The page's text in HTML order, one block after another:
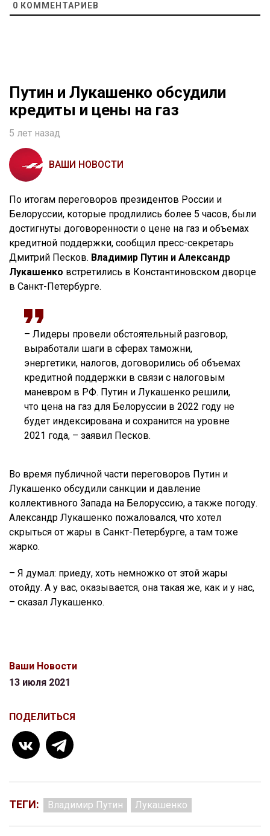
0 КОММЕНТАРИЕВ
Путин и Лукашенко обсудили
кредиты и цены на газ
5 лет назад
ВАШИ НОВОСТИ
По итогам переговоров президентов России и
Белоруссии, которые продлились более 5 часов, были
достигнуты договоренности о цене на газ и объемах
кредитной поддержки, сообщил пресс-секретарь
Дмитрий Песков. Владимир Путин и Александр
Лукашенко встретились в Константиновском дворце
в Санкт-Петербурге.
– Лидеры провели обстоятельный разговор,
выработали шаги в сферах таможни,
энергетики, налогов, договорились об объемах
кредитной поддержки в связи с налоговым
маневром в РФ. Путин и Лукашенко решили,
что цена на газ для Белоруссии в 2022 году не
будет индексирована и сохранится на уровне
2021 года, – заявил Песков.
Во время публичной части переговоров Путин и
Лукашенко обсудили санкции и давление
коллективного Запада на Белоруссию, а также погоду.
Александр Лукашенко пожаловался, что хотел
скрыться от жары в Санкт-Петербурге, а там тоже
жарко.
– Я думал: приеду, хоть немножко от этой жары
отойду. А у вас, оказывается, она такая же, как и у нас,
– сказал Лукашенко.
Ваши Новости
13 июля 2021
ПОДЕЛИТЬСЯ
ТЕГИ: Владимир Путин Лукашенко